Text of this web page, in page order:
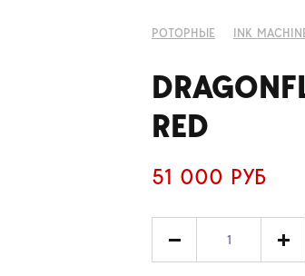
РОТОРНЫЕ INK
RED
51 000 РУБ